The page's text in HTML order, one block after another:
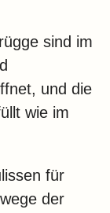
sind im
und die
wie im
für
der